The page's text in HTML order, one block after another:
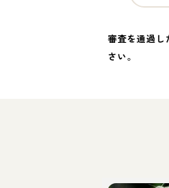
審査を通過
さい。